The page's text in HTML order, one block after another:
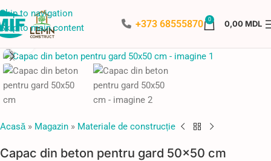
Skip to navigation
Skip to main content
+373 68555870 0 0,00MDL
Faceți click pentru a mări
Acasă» Magazin » Materiale de construcție
Capac din beton pentru gard 50×50 cm